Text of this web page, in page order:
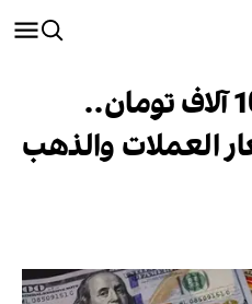
الدولار يصل إلى 105 آلاف تومان..
العملات والذهب